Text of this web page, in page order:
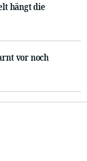
hängt die
vor noch